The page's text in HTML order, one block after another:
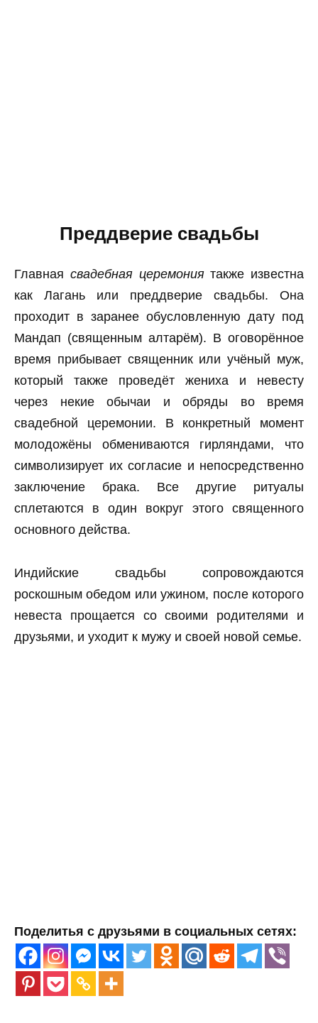
Преддверие свадьбы
Главная свадебная церемониятакже известна
как Лагань или преддверие свадьбы. Она
проходит в заранее обусловленную дату под
Мандап (священным алтарём). В оговорённое
время прибывает священник или учёный муж,
который также проведёт жениха и невесту
через некие обычаи и обряды во время
свадебной церемонии. В конкретный момент
молодожёны обмениваются гирляндами, что
символизирует их согласие и непосредственно
заключение брака. Все другие ритуалы
сплетаются в один вокруг этого священного
основного действа.
Индийские свадьбы сопровождаются
роскошным обедом или ужином, после которого
невеста прощается со своими родителями и
друзьями, и уходит к мужу и своей новой семье.
Поделитья с друзьями в социальных сетях: